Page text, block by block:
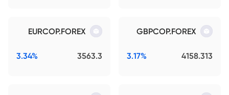
GBPCOP.FOREX
4158.313
3.17%
EURCOP.FOREX
3563.3
3.34%